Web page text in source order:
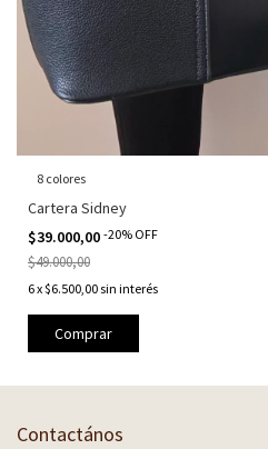
8 colores
Cartera Sidney
$39.000,00 -20% OFF
$49.000,00
6x$6.500,00sin interés
Comprar
Contactános